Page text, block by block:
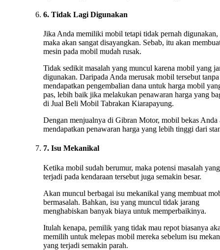
6. Tidak Lagi Digunakan
Jika Anda memiliki mobil tetapi tidak pernah digunakan,
maka akan sangat disayangkan. Sebab, itu akan
mesin pada mobil mudah rusak.
Tidak sedikit masalah yang muncul karena mobil yang
digunakan. Daripada Anda merusak mobil tersebut tanpa
mendapatkan pengembalian dana untuk harga mobil
pas, lebih baik jika melakukan penawaran harga yang
di Jual Beli Mobil Tabrakan Kiarapayung.
Dengan menjualnya di Gibran Motor, mobil bekas Anda
mendapatkan penawaran harga yang lebih tinggi dari
7. Isu Mekanikal
Ketika mobil sudah berumur, maka potensi masalah yang
terjadi pada kendaraan tersebut juga semakin besar.
Akan muncul berbagai isu mekanikal yang membuat
bermasalah. Bahkan, isu yang muncul tidak jarang
menghabiskan banyak biaya untuk memperbaikinya.
Itulah kenapa, pemilik yang tidak mau repot biasanya
memilih untuk melepas mobil mereka sebelum isu
yang terjadi semakin parah.